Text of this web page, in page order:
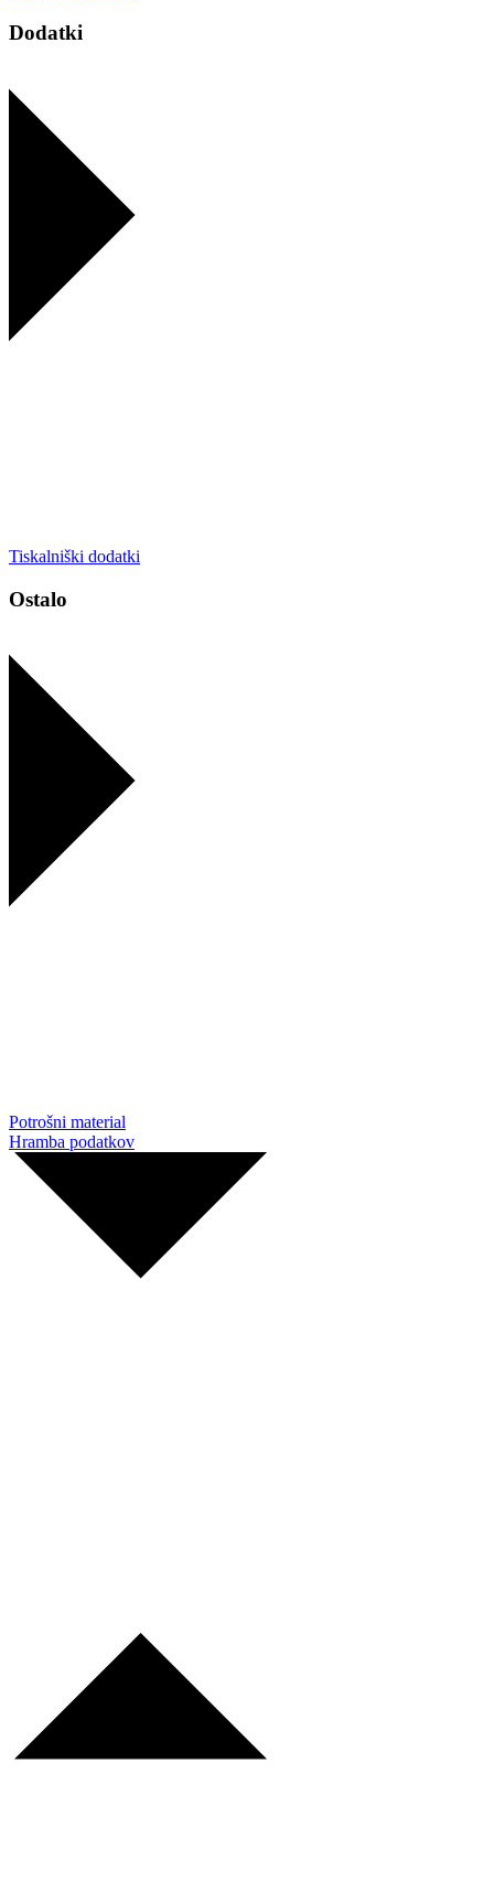
Dodatki
Tiskalniški dodatki
Ostalo
Potrošni material
Hramba podatkov